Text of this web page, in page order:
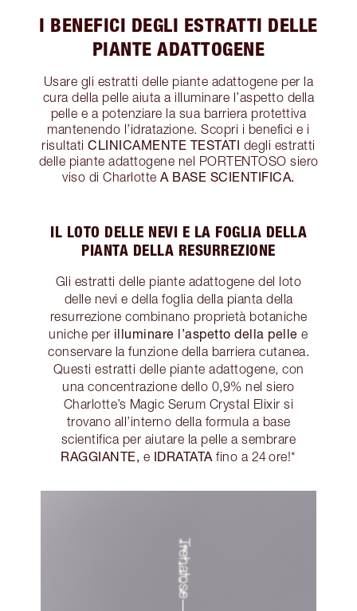
I BENEFICI DEGLI ESTRATTI DELLE
PIANTE ADATTOGENE
Usare gli estratti delle piante adattogene per la
cura della pelle aiuta a illuminare l’aspetto della
pelle e a potenziare la sua barriera protettiva
mantenendo l’idratazione. Scopri i benefici e i
risultatiCLINICAMENTE TESTATI degli estratti
delle piante adattogene nel PORTENTOSO siero
viso di CharlotteA BASE SCIENTIFICA.
IL LOTO DELLE NEVI E LA FOGLIA DELLA
PIANTA DELLA RESURREZIONE
Gli estratti delle piante adattogene del loto
delle nevi e della foglia della pianta della
resurrezione combinano proprietà botaniche
uniche per illuminare l’aspetto della pelle e
conservare la funzione della barriera cutanea.
Questi estratti delle piante adattogene, con
una concentrazione dello 0,9% nel siero
Charlotte’s Magic Serum Crystal Elixir si
trovano all’interno della formula a base
scientifica per aiutare la pelle a sembrare
RAGGIANTE, e IDRATATA fino a 24 ore!*